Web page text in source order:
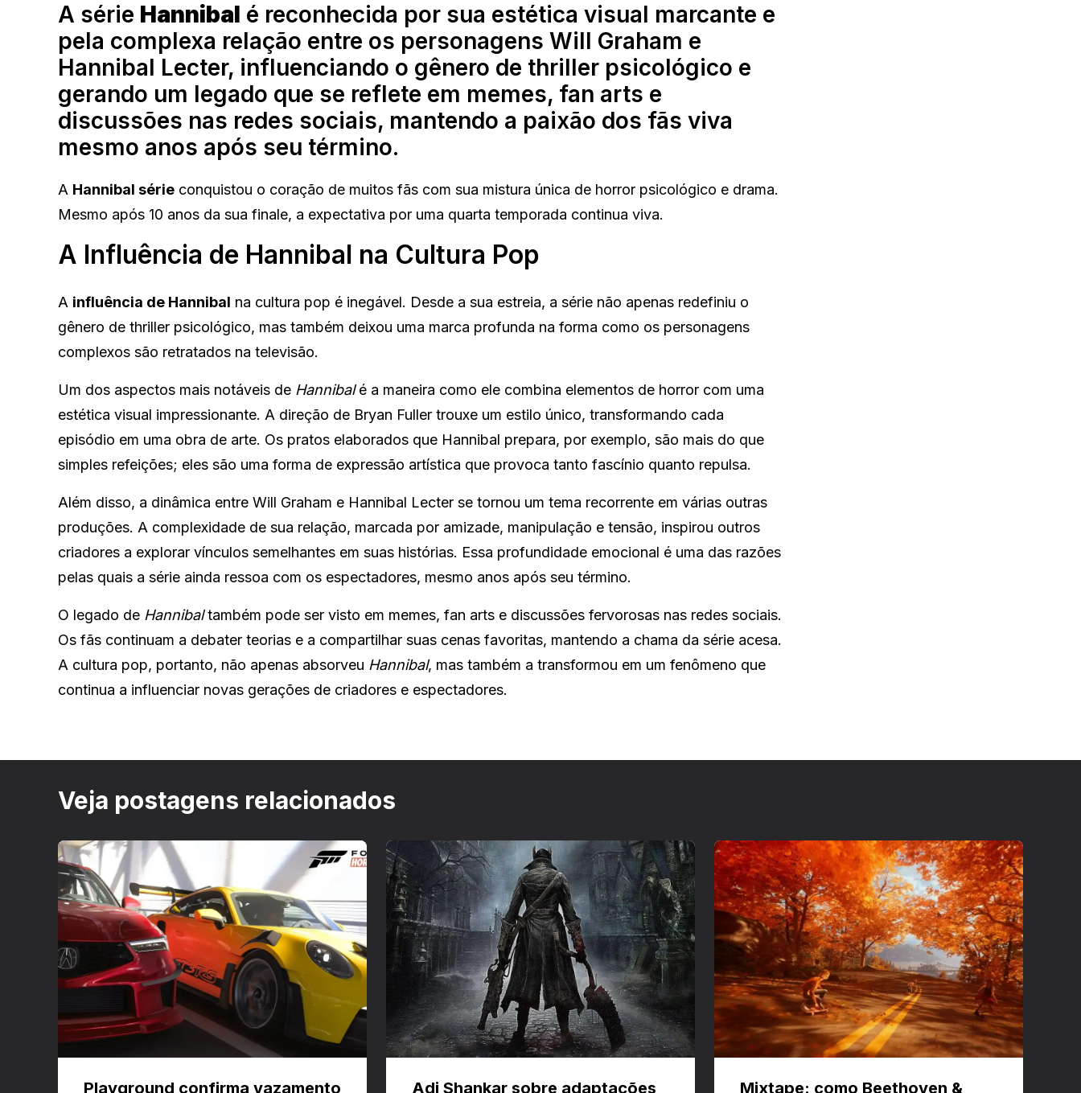
A série Hannibal é reconhecida por sua estética visual marcante e
pela complexa relação entre os personagens Will Graham e
Hannibal Lecter, influenciando o gênero de thriller psicológico e
gerando um legado que se reflete em memes, fan arts e
discussões nas redes sociais, mantendo a paixão dos fãs viva
mesmo anos após seu término.
A Hannibal série conquistou o coração de muitos fãs com sua mistura única de horror psicológico e drama.
Mesmo após 10 anos da sua finale, a expectativa por uma quarta temporada continua viva.
A Influência de Hannibal na Cultura Pop
A influência de Hannibal na cultura pop é inegável. Desde a sua estreia, a série não apenas redefiniu o
gênero de thriller psicológico, mas também deixou uma marca profunda na forma como os personagens
complexos são retratados na televisão.
Um dos aspectos mais notáveis de Hannibalé a maneira como ele combina elementos de horror com uma
estética visual impressionante. A direção de Bryan Fuller trouxe um estilo único, transformando cada
episódio em uma obra de arte. Os pratos elaborados que Hannibal prepara, por exemplo, são mais do que
simples refeições; eles são uma forma de expressão artística que provoca tanto fascínio quanto repulsa.
Além disso, a dinâmica entre Will Graham e Hannibal Lecter se tornou um tema recorrente em várias outras
produções. A complexidade de sua relação, marcada por amizade, manipulação e tensão, inspirou outros
criadores a explorar vínculos semelhantes em suas histórias. Essa profundidade emocional é uma das razões
pelas quais a série ainda ressoa com os espectadores, mesmo anos após seu término.
O legado de Hannibaltambém pode ser visto em memes, fan arts e discussões fervorosas nas redes sociais.
Os fãs continuam a debater teorias e a compartilhar suas cenas favoritas, mantendo a chama da série acesa.
A cultura pop, portanto, não apenas absorveu Hannibal, mas também a transformou em um fenômeno que
continua a influenciar novas gerações de criadores e espectadores.
Veja postagens relacionados
Playground confirma vazamento
Adi Shankar sobre adaptações
Mixtape: como Beethoven &